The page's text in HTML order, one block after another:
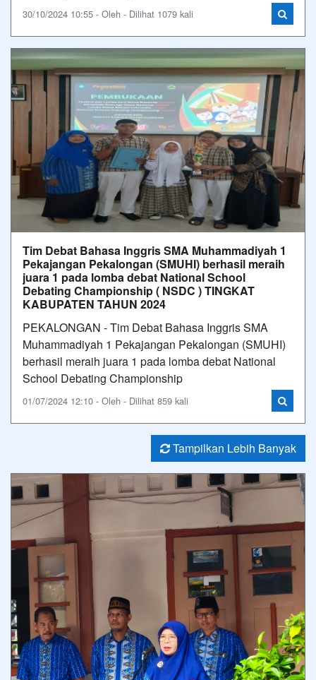
30/10/2024 10:55 - Oleh - Dilihat 1079 kali
Tim Debat Bahasa Inggris SMA Muhammadiyah 1
Pekajangan Pekalongan (SMUHI) berhasil meraih
juara 1 pada lomba debat National School
Debating Championship ( NSDC ) TINGKAT
KABUPATEN TAHUN 2024
PEKALONGAN - Tim Debat Bahasa Inggris SMA
Muhammadiyah 1 Pekajangan Pekalongan (SMUHI)
berhasil meraih juara 1 pada lomba debat National
School Debating Championship
01/07/2024 12:10 - Oleh - Dilihat 859 kali
Tampilkan Lebih Banyak